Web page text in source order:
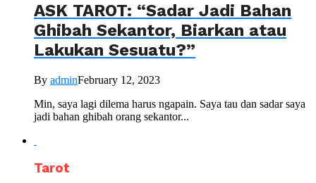
ASK TAROT: “Sadar Jadi Bahan
Ghibah Sekantor, Biarkan atau
Lakukan Sesuatu?”
By adminFebruary 12, 2023
Min, saya lagi dilema harus ngapain. Saya tau dan sadar saya
jadi bahan ghibah orang sekantor...
Tarot